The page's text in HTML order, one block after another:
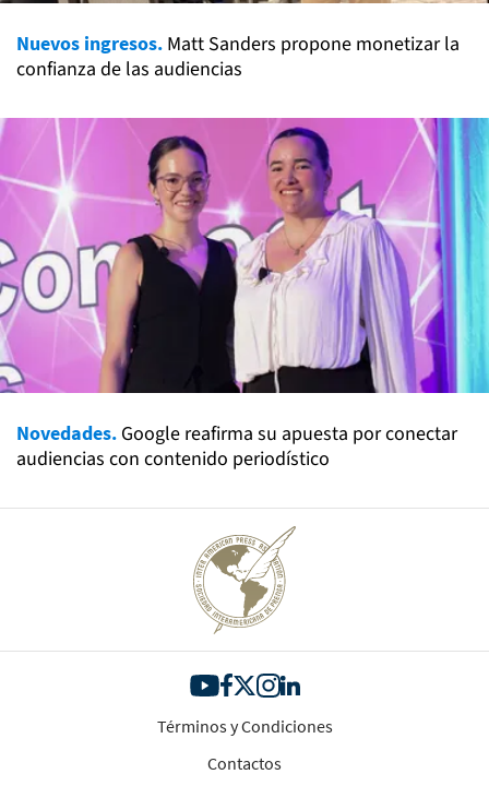
Nuevos ingresos. Matt Sanders propone monetizar la
confianza de las audiencias
Novedades. Google reafirma su apuesta por conectar
audiencias con contenido periodístico
Términos y Condiciones
Contactos